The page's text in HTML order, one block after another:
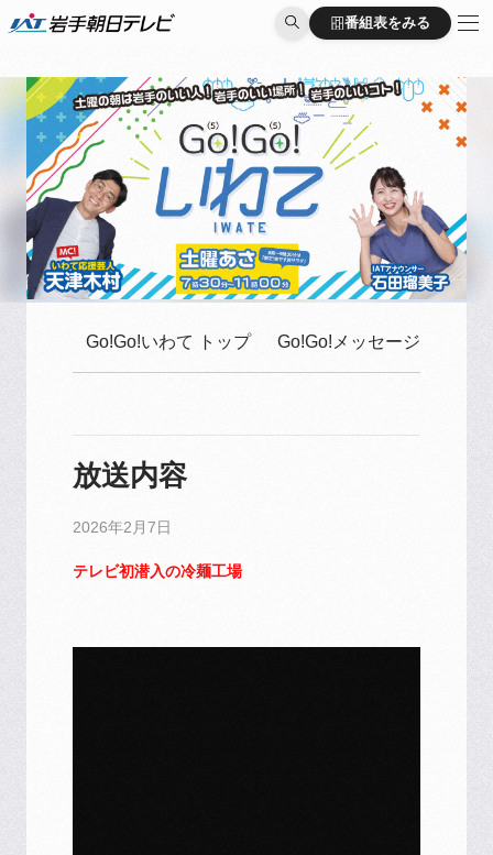
番組表をみる
番組表をみる
Go!Go!いわて トップ Go!Go!メッセージはこち
放送内容
2026年2月7日
テレビ初潜入の冷麺工場